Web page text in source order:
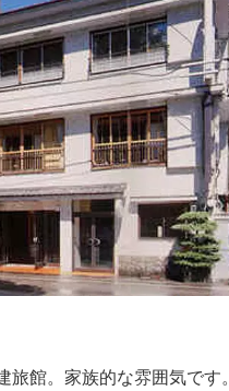
旅館。家族的な雰囲気です